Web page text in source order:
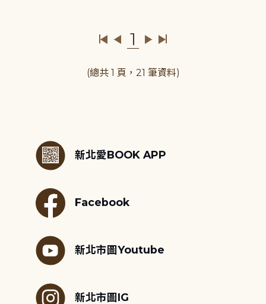
1
(總共 1 頁，21 筆資料)
新北愛BOOK APP
Facebook
新北市圖Youtube
新北市圖IG